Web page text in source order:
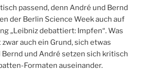
passend, denn André und Bernd
der Berlin Science Week auch auf
„Leibniz debattiert: Impfen“. Was
auch ein Grund, sich etwas
und André setzen sich kritisch
Formaten auseinander.